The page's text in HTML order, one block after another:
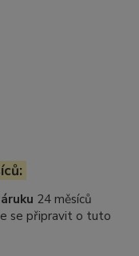
24 měsíců
se připravit o tuto